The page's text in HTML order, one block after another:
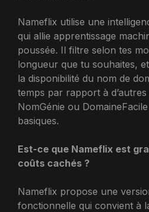
Nameflix utilise une
qui allie apprentissage
poussée. Il filtre selon tes
longueur que tu souhaites,
la disponibilité du nom de
temps par rapport à
NomGénie ou
basiques.
Est-ce que Nameflix est
coûts cachés ?
Nameflix propose une
fonctionnelle qui convient à